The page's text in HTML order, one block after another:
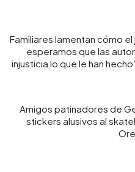
Familiares lamentan cómo
esperamos que las
injusticia lo que le han
Amigos patinadores de
stickers alusivos al